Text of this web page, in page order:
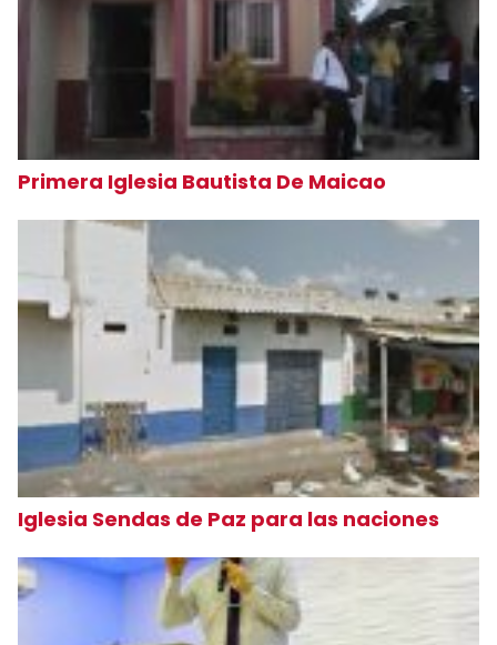
Primera Iglesia Bautista De Maicao
Iglesia Sendas de Paz para las naciones